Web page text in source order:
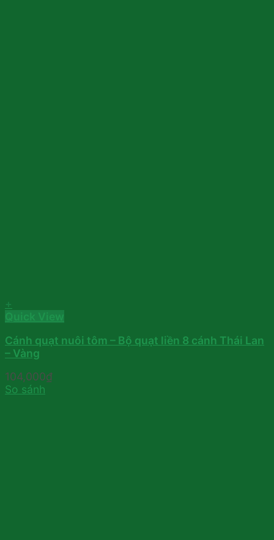
Cánh quạt nuôi tôm – Bộ quạt liền 8 cánh Thái Lan
– Vàng
104,000₫
So sánh